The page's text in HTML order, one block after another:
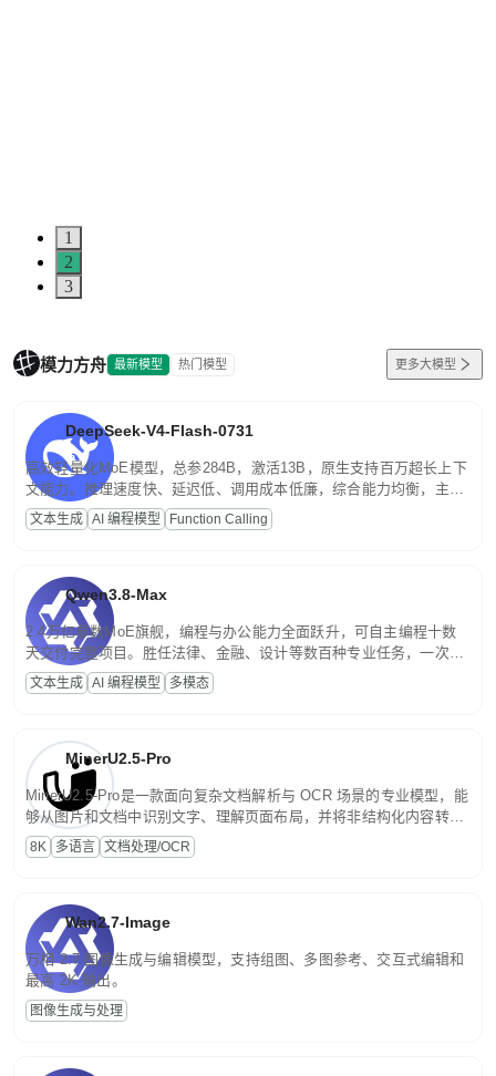
1
2
3
模力方舟 最新模型 热门模型 更多大模型
DeepSeek-V4-Flash-0731
高效轻量化MoE模型，总参284B，激活13B，原生支持百万超长上下
文能力。推理速度快、延迟低、调用成本低廉，综合能力均衡，主打
高并发、轻量化任务，适合日常对话、内容创作、基础 RAG、批量
文案处理等普惠刚需场景。
文本生成 AI 编程模型 Function Calling
Qwen3.8-Max
2.4万亿参数MoE旗舰，编程与办公能力全面跃升，可自主编程十数
天交付完整项目。胜任法律、金融、设计等数百种专业任务，一次对
话端到端交付生产级成果。原生视觉理解贯穿规划、执行与验证全流
程，支持超长文档与长视频的深度语义解析。长程任务中自主规划与
文本生成 AI 编程模型 多模态
MinerU2.5-Pro
MinerU2.5-Pro是一款面向复杂文档解析与 OCR 场景的专业模型，能
够从图片和文档中识别文字、理解页面布局，并将非结构化内容转换
为便于存储、检索和二次处理的结构化结果。
8K 多语言 文档处理/OCR
Wan2.7-Image
万相 2.7 图像生成与编辑模型，支持组图、多图参考、交互式编辑和
最高 2K 输出。
图像生成与处理